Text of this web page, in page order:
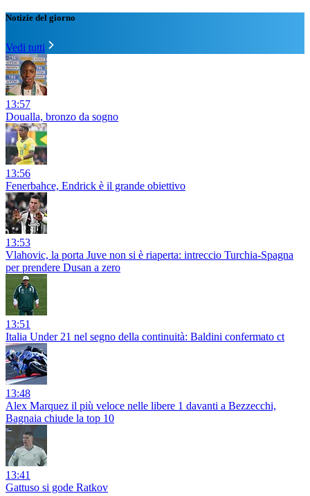
Notizie del giorno
Vedi tutti
13:57
Doualla, bronzo da sogno
13:56
Fenerbahce, Endrick è il grande obiettivo
13:53
Vlahovic, la porta Juve non si è riaperta: intreccio Turchia-Spagna
per prendere Dusan a zero
13:51
Italia Under 21 nel segno della continuità: Baldini confermato ct
13:48
Alex Marquez il più veloce nelle libere 1 davanti a Bezzecchi,
Bagnaia chiude la top 10
13:41
Gattuso si gode Ratkov